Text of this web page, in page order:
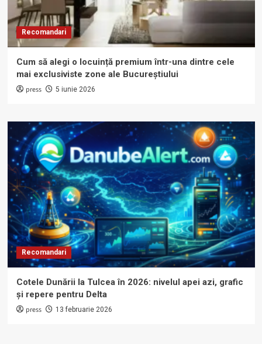
Recomandari
Cum să alegi o locuință premium într-una dintre cele
mai exclusiviste zone ale Bucureștiului
press 5 iunie 2026
Recomandari
Cotele Dunării la Tulcea în 2026: nivelul apei azi, grafic
și repere pentru Delta
press 13 februarie 2026